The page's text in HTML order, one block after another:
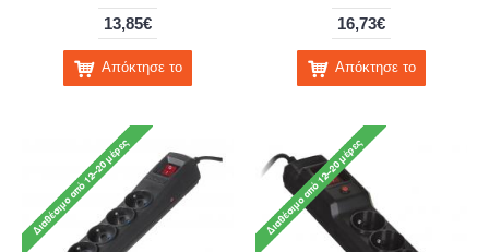
13,85€
Απόκτησε το
16,73€
Απόκτησε το